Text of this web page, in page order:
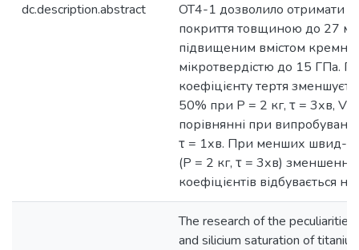
dc.description.abstract
ОТ4-1 дозволило отримати
покриття товщиною до 27
підвищеним вмістом
мікротвердістю до 15 ГПа.
коефіцієнту тертя
50% при Р = 2 кг, τ = 3хв, V
порівнянні при
τ = 1хв. При менших швид-
(Р = 2 кг, τ = 3хв) зменшення
коефіцієнтів відбувається
The research of the
and silicium saturation of